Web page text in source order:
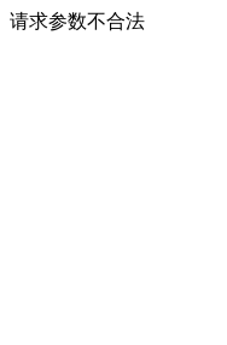
请求参数不合法